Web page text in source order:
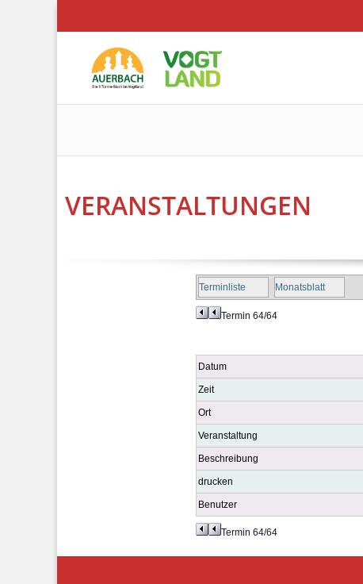
VERANSTALTUNGEN
Terminliste Monatsblatt
Termin 64/64
Datum
Zeit
Ort
Veranstaltung
Beschreibung
drucken
Benutzer
Termin 64/64